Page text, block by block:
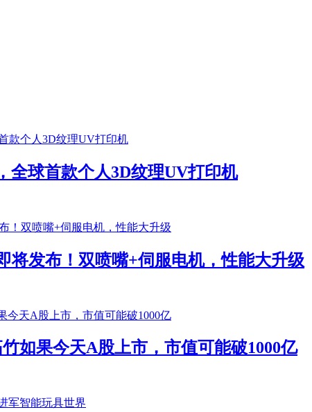
全球首款个人3D纹理UV打印机
将发布！双喷嘴+伺服电机，性能大升级
如果今天A股上市，市值可能破1000亿